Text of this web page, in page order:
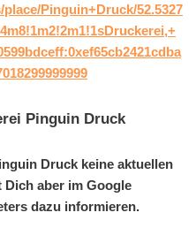
Pinguin+Druck/52.5327
Pinguin Druck
Druck keine aktuellen
aber im Google
dazu informieren.